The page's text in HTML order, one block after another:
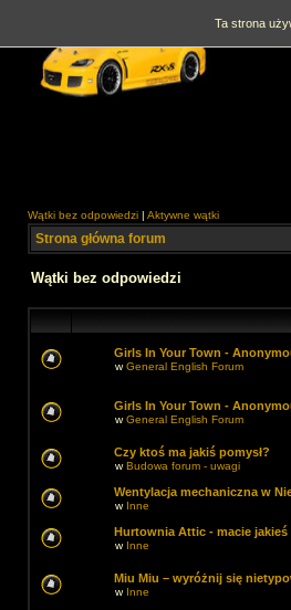
Wątki bez odpowiedzi | Aktywne wątki
Strona główna forum
Wątki bez odpowiedzi
Girls In Your Town -
wGeneral English Forum
Girls In Your Town -
wGeneral English Forum
Czy ktoś ma jakiś pomysł?
wBudowa forum - uwagi
Wentylacja mechaniczna w
w Inne
Hurtownia Attic - macie
w Inne
Miu Miu – wyróżnij się
w Inne
Ta strona